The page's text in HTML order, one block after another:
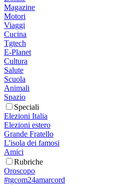
Magazine
Motori
Viaggi
Cucina
Tgtech
E-Planet
Cultura
Salute
Scuola
Animali
Spazio
Speciali
Elezioni Italia
Elezioni estero
Grande Fratello
L'isola dei famosi
Amici
Rubriche
Oroscopo
#tgcom24amarcord